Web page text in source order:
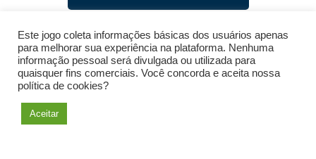
Ver ideia mobilizadora
Voltar
Este jogo coleta informações básicas dos usuários apenas
para melhorar sua experiência na plataforma. Nenhuma
informação pessoal será divulgada ou utilizada para
quaisquer fins comerciais. Você concorda e aceita nossa
política de cookies?
Aceitar